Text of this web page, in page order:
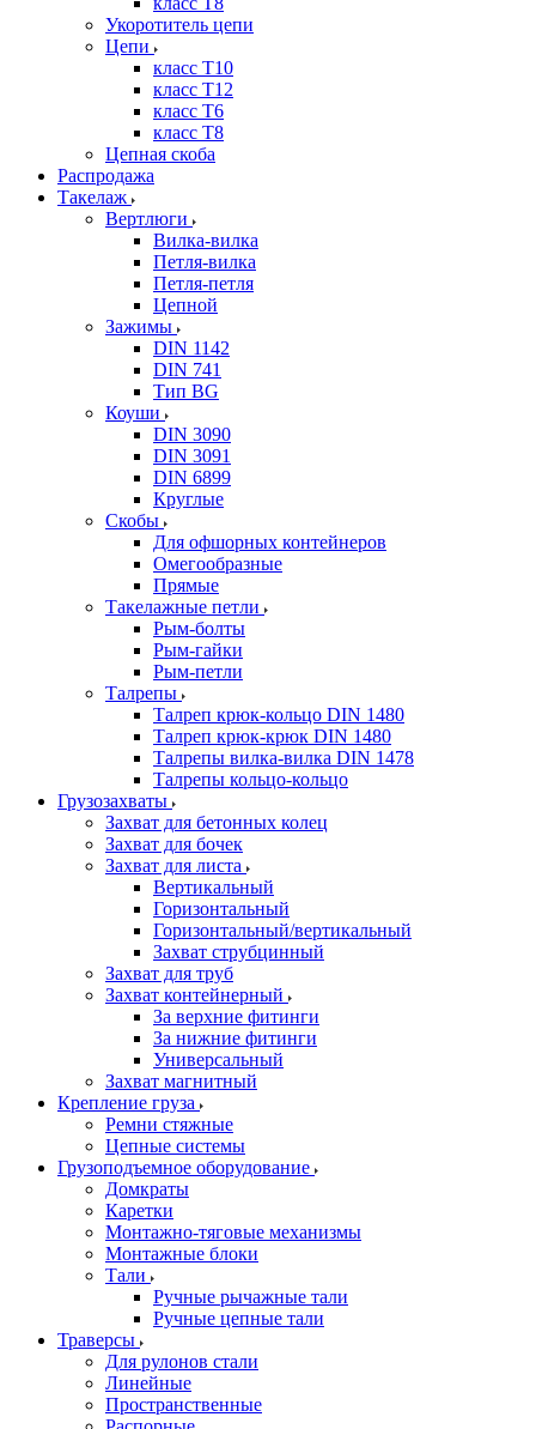
Укоротитель цепи
Цепи
класс Т10
класс Т12
класс Т6
класс Т8
Цепная скоба
Распродажа
Такелаж
Вертлюги
Вилка-вилка
Петля-вилка
Петля-петля
Цепной
Зажимы
DIN 1142
DIN 741
Тип BG
Коуши
DIN 3090
DIN 3091
DIN 6899
Круглые
Скобы
Для офшорных контейнеров
Омегообразные
Прямые
Такелажные петли
Рым-болты
Рым-гайки
Рым-петли
Талрепы
Талреп крюк-кольцо DIN 1480
Талреп крюк-крюк DIN 1480
Талрепы вилка-вилка DIN 1478
Талрепы кольцо-кольцо
Грузозахваты
Захват для бетонных колец
Захват для бочек
Захват для листа
Вертикальный
Горизонтальный
Горизонтальный/вертикальный
Захват струбцинный
Захват для труб
Захват контейнерный
За верхние фитинги
За нижние фитинги
Универсальный
Захват магнитный
Крепление груза
Ремни стяжные
Цепные системы
Грузоподъемное оборудование
Домкраты
Каретки
Монтажно-тяговые механизмы
Монтажные блоки
Тали
Ручные рычажные тали
Ручные цепные тали
Траверсы
Для рулонов стали
Линейные
Пространственные